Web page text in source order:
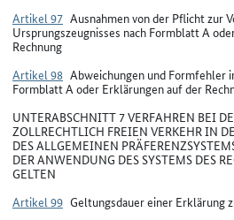
Artikel 97 Ausnahmen von der Pflicht zur
Ursprungszeugnisses nach Formblatt A
Rechnung
Artikel 98 Abweichungen und Formfehler
Formblatt A oder Erklärungen auf der
UNTERABSCHNITT 7 VERFAHREN BEI
ZOLLRECHTLICH FREIEN VERKEHR IN
DES ALLGEMEINEN
DER ANWENDUNG DES SYSTEMS DES
GELTEN
Artikel 99 Geltungsdauer einer Erklärung